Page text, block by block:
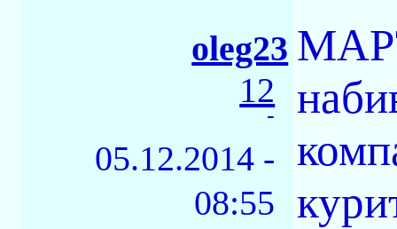
oleg23
12
-
05.12.2014 -
08:55